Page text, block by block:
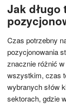
Jak
Czas potrzebny
pozycjonowania
znacznie różnić
wszystkim, czas
wybranych słów
sektorach, gdzie